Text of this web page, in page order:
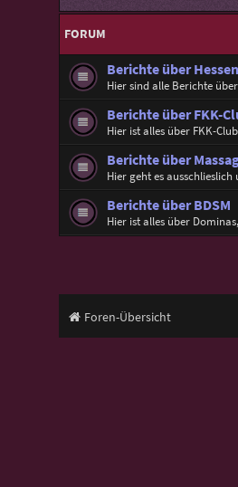
FORUM
Berichte über Hessen
Hier sind alle Berichte
Berichte über FKK-
Hier ist alles über FKK-
Berichte über
Hier geht es ausschlieslich
Berichte über BDSM
Hier ist alles über
Foren-Übersicht